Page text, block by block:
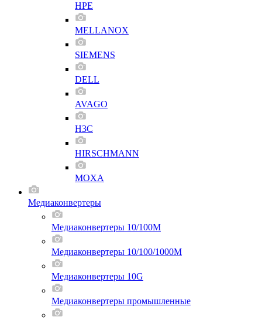
HPE
MELLANOX
SIEMENS
DELL
AVAGO
H3C
HIRSCHMANN
MOXA
Медиаконвертеры
Медиаконвертеры 10/100M
Медиаконвертеры 10/100/1000M
Медиаконвертеры 10G
Медиаконвертеры промышленные